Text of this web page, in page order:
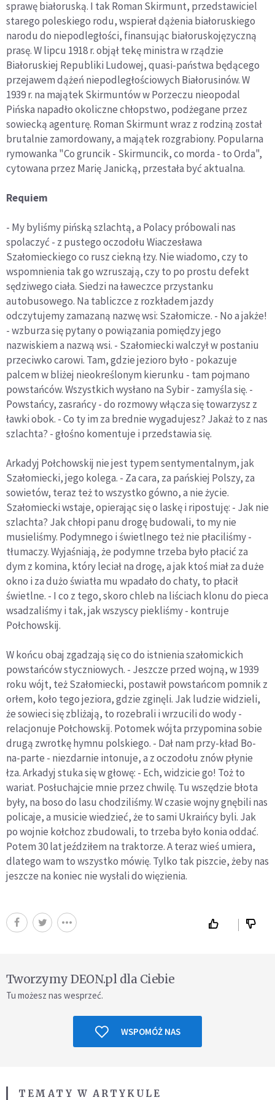
sprawę białoruską. I tak Roman Skirmunt, przedstawiciel
starego poleskiego rodu, wspierał dążenia białoruskiego
narodu do niepodległości, finansując białoruskojęzyczną
prasę. W lipcu 1918 r. objął tekę ministra w rządzie
Białoruskiej Republiki Ludowej, quasi-państwa będącego
przejawem dążeń niepodległościowych Białorusinów. W
1939 r. na majątek Skirmuntów w Porzeczu nieopodal
Pińska napadło okoliczne chłopstwo, podżegane przez
sowiecką agenturę. Roman Skirmunt wraz z rodziną został
brutalnie zamordowany, a majątek rozgrabiony. Popularna
rymowanka "Co gruncik - Skirmuncik, co morda - to Orda",
cytowana przez Marię Janicką, przestała być aktualna.
Requiem
- My byliśmy pińską szlachtą, a Polacy próbowali nas
spolaczyć - z pustego oczodołu Wiaczesława
Szałomieckiego co rusz ciekną łzy. Nie wiadomo, czy to
wspomnienia tak go wzruszają, czy to po prostu defekt
sędziwego ciała. Siedzi na ławeczce przystanku
autobusowego. Na tabliczce z rozkładem jazdy
odczytujemy zamazaną nazwę wsi: Szałomicze. - No a jakże!
- wzburza się pytany o powiązania pomiędzy jego
nazwiskiem a nazwą wsi. - Szałomiecki walczył w postaniu
przeciwko carowi. Tam, gdzie jezioro było - pokazuje
palcem w bliżej nieokreślonym kierunku - tam pojmano
powstańców. Wszystkich wysłano na Sybir - zamyśla się. -
Powstańcy, zasrańcy - do rozmowy włącza się towarzysz z
ławki obok. - Co ty im za brednie wygadujesz? Jakaż to z nas
szlachta? - głośno komentuje i przedstawia się.
Arkadyj Połchowskij nie jest typem sentymentalnym, jak
Szałomiecki, jego kolega. - Za cara, za pańskiej Polszy, za
sowietów, teraz też to wszystko gówno, a nie życie.
Szałomiecki wstaje, opierając się o laskę i ripostuję: - Jak nie
szlachta? Jak chłopi panu drogę budowali, to my nie
musieliśmy. Podymnego i świetlnego też nie płaciliśmy -
tłumaczy. Wyjaśniają, że podymne trzeba było płacić za
dym z komina, który leciał na drogę, a jak ktoś miał za duże
okno i za dużo światła mu wpadało do chaty, to płacił
świetlne. - I co z tego, skoro chleb na liściach klonu do pieca
wsadzaliśmy i tak, jak wszyscy piekliśmy - kontruje
Połchowskij.
W końcu obaj zgadzają się co do istnienia szałomickich
powstańców styczniowych. - Jeszcze przed wojną, w 1939
roku wójt, też Szałomiecki, postawił powstańcom pomnik z
orłem, koło tego jeziora, gdzie zginęli. Jak ludzie widzieli,
że sowieci się zbliżają, to rozebrali i wrzucili do wody -
relacjonuje Połchowskij. Potomek wójta przypomina sobie
drugą zwrotkę hymnu polskiego. - Dał nam przy-kład Bo-
na-parte - niezdarnie intonuje, a z oczodołu znów płynie
łza. Arkadyj stuka się w głowę: - Ech, widzicie go! Toż to
wariat. Posłuchajcie mnie przez chwilę. Tu wszędzie błota
były, na boso do lasu chodziliśmy. W czasie wojny gnębili nas
policaje, a musicie wiedzieć, że to sami Ukraińcy byli. Jak
po wojnie kołchoz zbudowali, to trzeba było konia oddać.
Potem 30 lat jeździłem na traktorze. A teraz wieś umiera,
dlatego wam to wszystko mówię. Tylko tak piszcie, żeby nas
jeszcze na koniec nie wysłali do więzienia.
Tworzymy DEON.pl dla Ciebie
Tu możesz nas wesprzeć.
WSPOMÓŻ NAS
TEMATY W ARTYKULE